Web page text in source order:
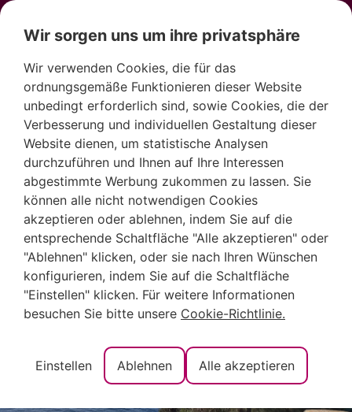
Leuchtturm am
Cabo de la Nao in
Jávea, ein Besuch
mit Aussichten,
die nicht
enttäuschen
Wir sorgen uns um ihre privatsphäre
Wir verwenden Cookies, die für das
ordnungsgemäße Funktionieren dieser Website
unbedingt erforderlich sind, sowie Cookies, die der
Verbesserung und individuellen Gestaltung dieser
Website dienen, um statistische Analysen
durchzuführen und Ihnen auf Ihre Interessen
abgestimmte Werbung zukommen zu lassen. Sie
können alle nicht notwendigen Cookies
akzeptieren oder ablehnen, indem Sie auf die
entsprechende Schaltfläche "Alle akzeptieren" oder
"Ablehnen" klicken, oder sie nach Ihren Wünschen
konfigurieren, indem Sie auf die Schaltfläche
"Einstellen" klicken. Für weitere Informationen
besuchen Sie bitte unsere Cookie-Richtlinie.
Einstellen Ablehnen Alle akzeptieren